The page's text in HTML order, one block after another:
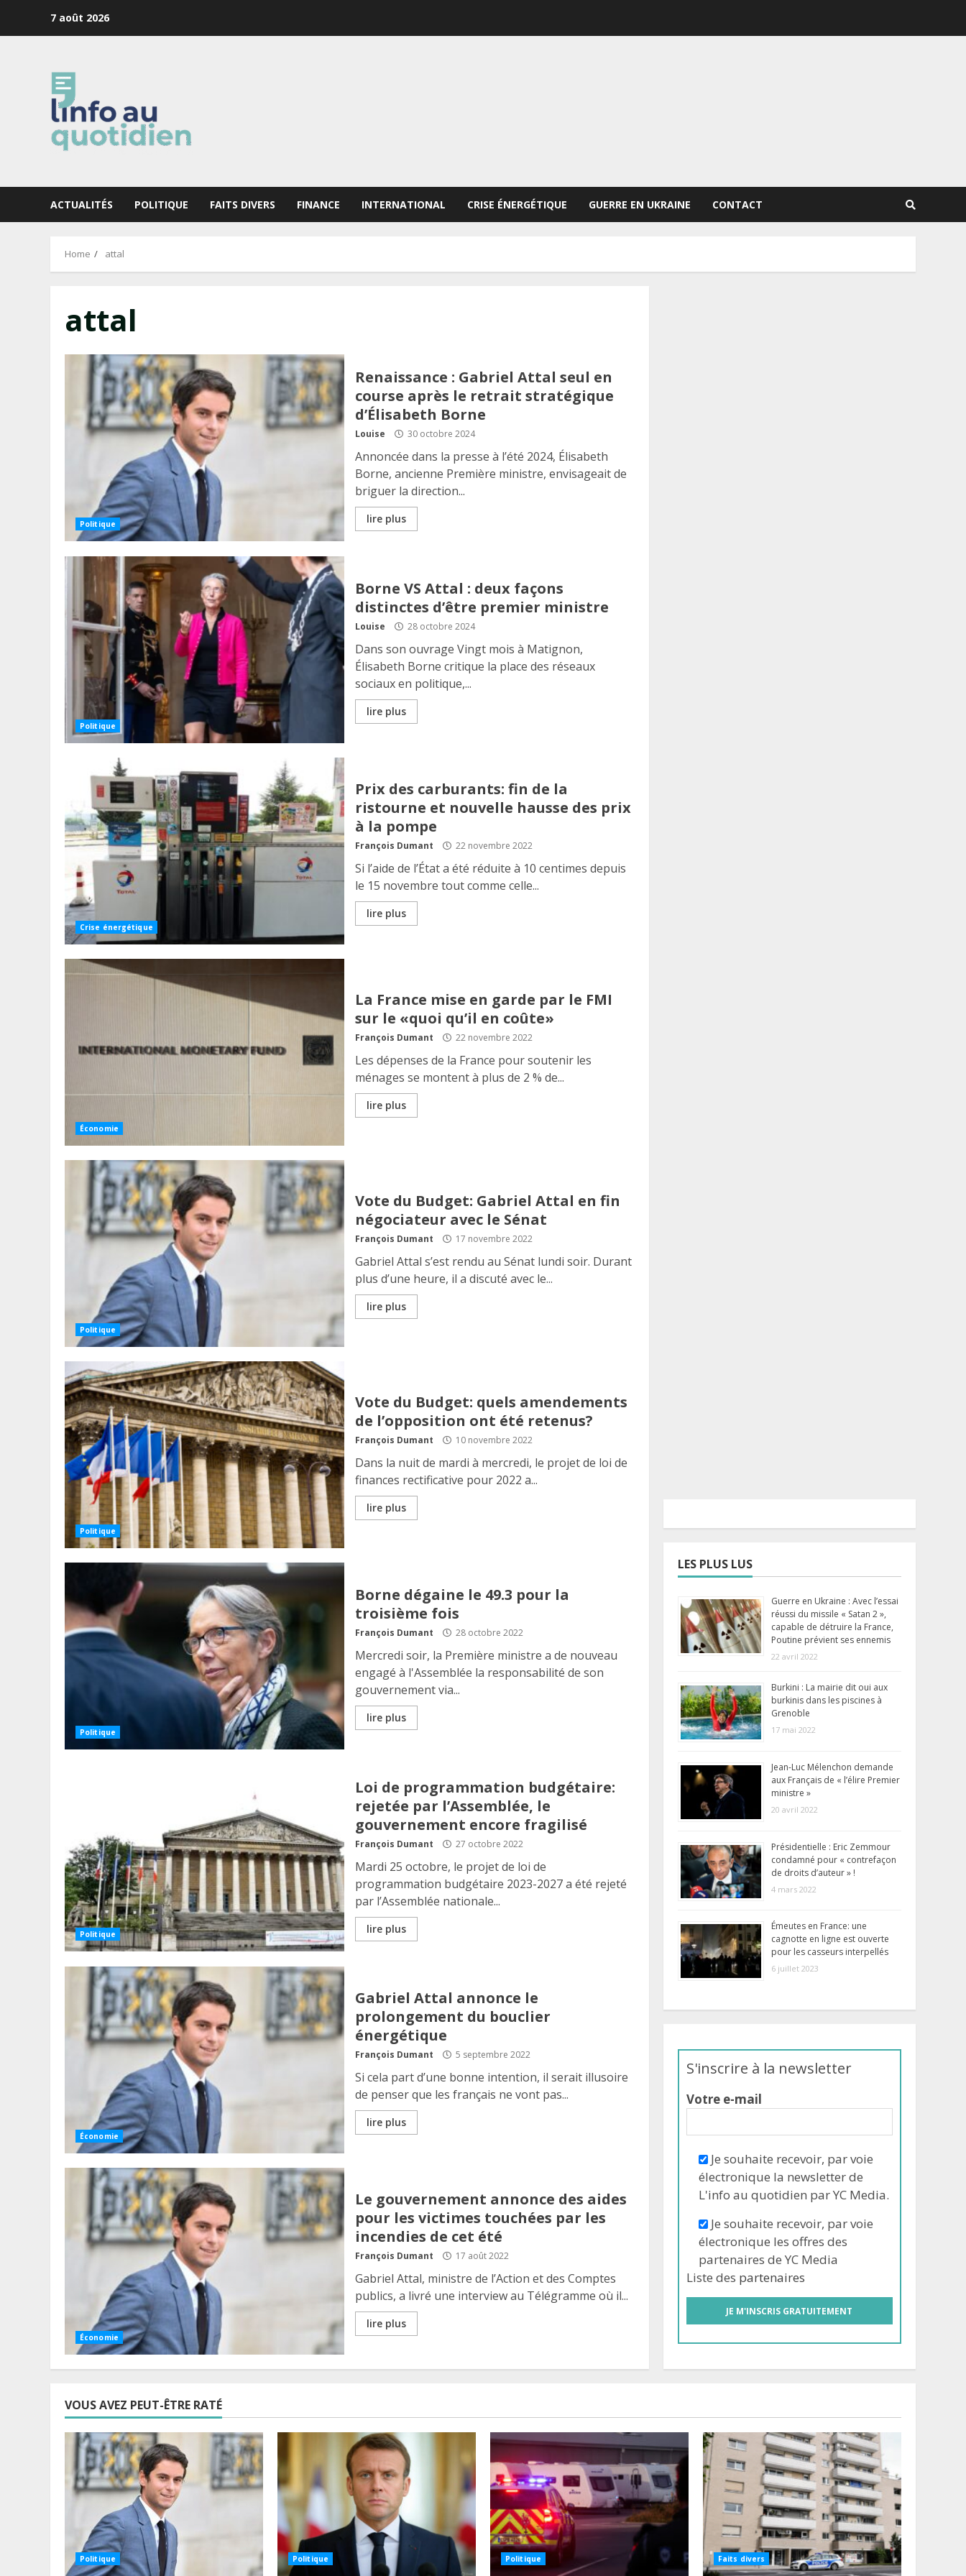
7 août 2026
ACTUALITÉS POLITIQUE FAITS DIVERS FINANCE INTERNATIONAL CRISE ÉNERGÉTIQUE GUERRE EN UKRAINE CONTACT
Home attal
attal
Politique
Renaissance : Gabriel Attal seul en
course après le retrait stratégique
d’Élisabeth Borne
Louise 30 octobre 2024
Annoncée dans la presse à l’été 2024, Élisabeth
Borne, ancienne Première ministre, envisageait de
briguer la direction...
lire plus
Politique
Borne VS Attal : deux façons
distinctes d’être premier ministre
Louise 28 octobre 2024
Dans son ouvrage Vingt mois à Matignon,
Élisabeth Borne critique la place des réseaux
sociaux en politique,...
lire plus
Crise énergétique
Prix des carburants: fin de la
ristourne et nouvelle hausse des prix
à la pompe
François Dumant 22 novembre 2022
Si l’aide de l’État a été réduite à 10 centimes depuis
le 15 novembre tout comme celle...
lire plus
Économie
La France mise en garde par le FMI
sur le «quoi qu’il en coûte»
François Dumant 22 novembre 2022
Les dépenses de la France pour soutenir les
ménages se montent à plus de 2 % de...
lire plus
Politique
Vote du Budget: Gabriel Attal en fin
négociateur avec le Sénat
François Dumant 17 novembre 2022
Gabriel Attal s’est rendu au Sénat lundi soir. Durant
plus d’une heure, il a discuté avec le...
lire plus
Politique
Vote du Budget: quels amendements
de l’opposition ont été retenus?
François Dumant 10 novembre 2022
Dans la nuit de mardi à mercredi, le projet de loi de
finances rectificative pour 2022 a...
lire plus
Politique
Borne dégaine le 49.3 pour la
troisième fois
François Dumant 28 octobre 2022
Mercredi soir, la Première ministre a de nouveau
engagé à l'Assemblée la responsabilité de son
gouvernement via...
lire plus
Politique
Loi de programmation budgétaire:
rejetée par l’Assemblée, le
gouvernement encore fragilisé
François Dumant 27 octobre 2022
Mardi 25 octobre, le projet de loi de
programmation budgétaire 2023-2027 a été rejeté
par l’Assemblée nationale...
lire plus
Économie
Gabriel Attal annonce le
prolongement du bouclier
énergétique
François Dumant 5 septembre 2022
Si cela part d’une bonne intention, il serait illusoire
de penser que les français ne vont pas...
lire plus
Économie
Le gouvernement annonce des aides
pour les victimes touchées par les
incendies de cet été
François Dumant 17 août 2022
Gabriel Attal, ministre de l’Action et des Comptes
publics, a livré une interview au Télégramme où il...
lire plus
LES PLUS LUS
Guerre en Ukraine : Avec l’essai
réussi du missile « Satan 2 »,
capable de détruire la France,
Poutine prévient ses ennemis
22 avril 2022
Burkini : La mairie dit oui aux
burkinis dans les piscines à
Grenoble
17 mai 2022
Jean-Luc Mélenchon demande
aux Français de « l’élire Premier
ministre »
20 avril 2022
Présidentielle : Eric Zemmour
condamné pour « contrefaçon
de droits d’auteur » !
4 mars 2022
Émeutes en France: une
cagnotte en ligne est ouverte
pour les casseurs interpellés
6 juillet 2023
S'inscrire à la newsletter
Votre e-mail
Je souhaite recevoir, par voie
électronique la newsletter de
L'info au quotidien par YC Media.
Je souhaite recevoir, par voie
électronique les offres des
partenaires de YC Media
Liste des partenaires
VOUS AVEZ PEUT-ÊTRE RATÉ
Politique Politique Politique Faits divers